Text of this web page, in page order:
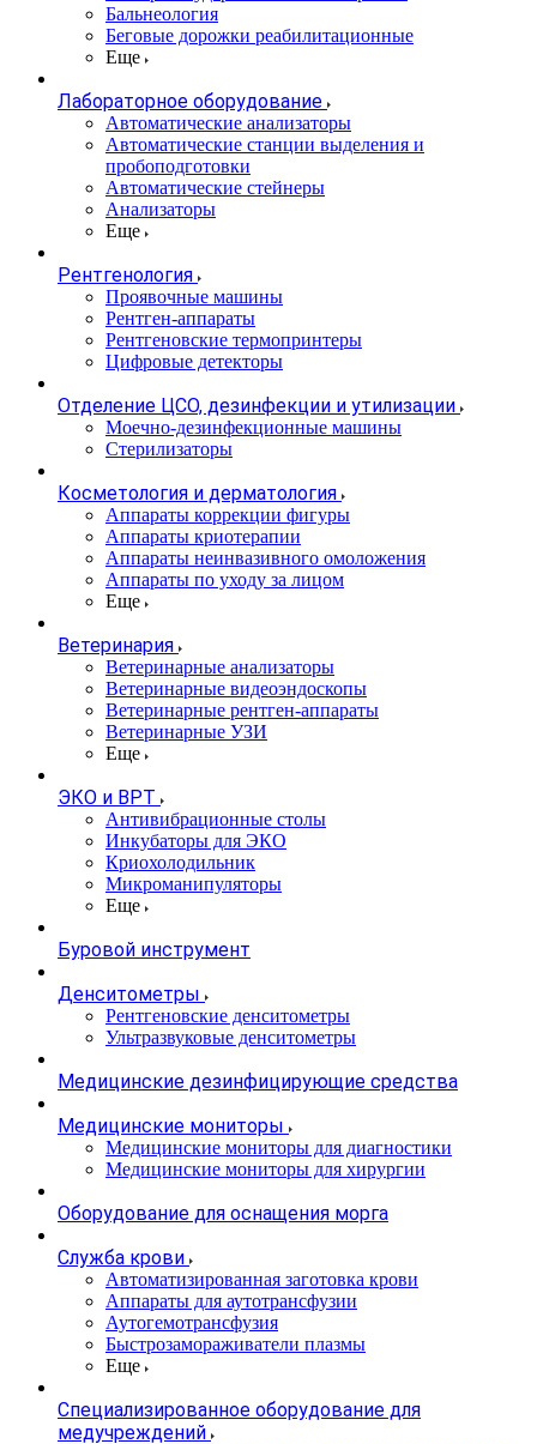
Бальнеология
Беговые дорожки реабилитационные
Еще
Лабораторное оборудование
Автоматические анализаторы
Автоматические станции выделения и
пробоподготовки
Автоматические стейнеры
Анализаторы
Еще
Рентгенология
Проявочные машины
Рентген-аппараты
Рентгеновские термопринтеры
Цифровые детекторы
Отделение ЦСО, дезинфекции и утилизации
Моечно-дезинфекционные машины
Стерилизаторы
Косметология и дерматология
Аппараты коррекции фигуры
Аппараты криотерапии
Аппараты неинвазивного омоложения
Аппараты по уходу за лицом
Еще
Ветеринария
Ветеринарные анализаторы
Ветеринарные видеоэндоскопы
Ветеринарные рентген-аппараты
Ветеринарные УЗИ
Еще
ЭКО и ВРТ
Антивибрационные столы
Инкубаторы для ЭКО
Криохолодильник
Микроманипуляторы
Еще
Буровой инструмент
Денситометры
Рентгеновские денситометры
Ультразвуковые денситометры
Медицинские дезинфицирующие средства
Медицинские мониторы
Медицинские мониторы для диагностики
Медицинские мониторы для хирургии
Оборудование для оснащения морга
Служба крови
Автоматизированная заготовка крови
Аппараты для аутотрансфузии
Аутогемотрансфузия
Быстрозамораживатели плазмы
Еще
Специализированное оборудование для
медучреждений